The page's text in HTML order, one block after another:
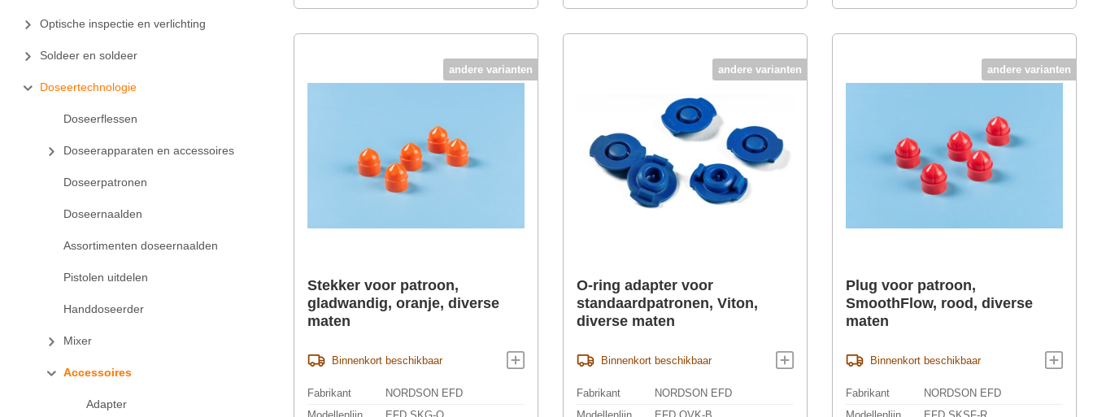
Optische inspectie en verlichting
Soldeer en soldeer
Doseertechnologie
Doseerflessen
Doseerapparaten en accessoires
Doseerpatronen
Doseernaalden
Assortimenten doseernaalden
Pistolen uitdelen
Handdoseerder
Mixer
Accessoires
Adapter
andere varianten
Stekker voor patroon,
gladwandig, oranje, diverse
maten
Binnenkort beschikbaar
Fabrikant
NORDSON EFD
andere varianten
O-ring adapter voor
standaardpatronen, Viton,
diverse maten
Binnenkort beschikbaar
Fabrikant
NORDSON EFD
andere varianten
Plug voor patroon,
SmoothFlow, rood, diverse
maten
Binnenkort beschikbaar
Fabrikant
NORDSON EFD